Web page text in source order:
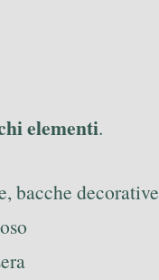
elementi.
bacche